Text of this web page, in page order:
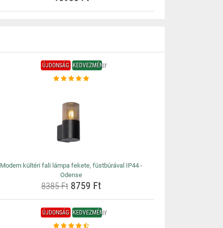
ÚJDONSÁG KEDVEZMÉNY
Modern kültéri fali lámpa fekete, füstbúrával IP44 -
Odense
8385 Ft 8759 Ft
ÚJDONSÁG KEDVEZMÉNY